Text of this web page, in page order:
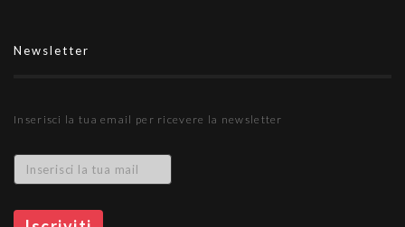
Newsletter
Inserisci la tua email per ricevere la newsletter